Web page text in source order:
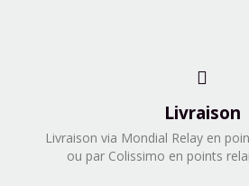
Livraison
​Livraison via Mondial Relay en
ou par Colissimo en points